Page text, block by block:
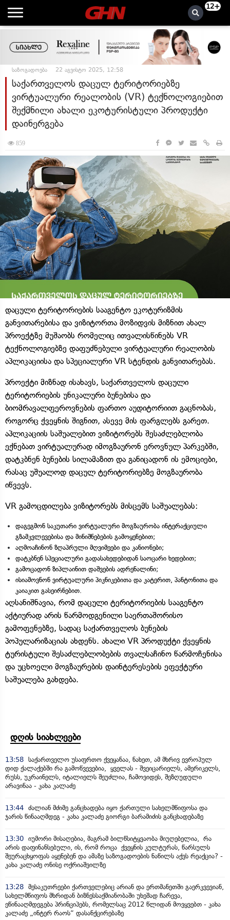
12+
საზოგადოება 22 აგვისტო 2025, 12:58
საქართველოს დაცულ ტერიტორიებზე
ვირტუალური რეალობის (VR) ტექნოლოგიებით
შექმნილი ახალი ეკოტურისტული პროდუქტი
დაინერგება
859
დაცული ტერიტორიების სააგენტო ეკოტურიზმის
განვითარებისა და ვიზიტორთა მოზიდვის მიზნით ახალ
პროექტზე მუშაობს რომელიც ითვალისწინებს VR
ტექნოლოგიებზე დაფუძნებული ვირტუალური რეალობის
აპლიკაციისა და სპეციალური VR სტენდის განვითარებას.
პროექტი მიზნად ისახავს, საქართველოს დაცული
ტერიტორიების უნიკალური ბუნებისა და
ბიომრავალფეროვნების ფართო აუდიტორიით გაცნობას,
როგორც ქვეყნის შიგნით, ასევე მის ფარგლებს გარეთ.
აპლიკაციის საშუალებით ვიზიტორებს შესაძლებლობა
ექნებათ ვირტუალურად იმოგზაურონ ეროვნულ პარკებში,
დატკბნენ ბუნების სილამაზით და განიცადონ ის ემოციები,
რასაც უშუალოდ დაცულ ტერიტორიებზე მოგზაურობა
იწვევს.
VR გამოცდილება ვიზიტორებს მისცემს საშუალებას:
დაგეგმონ საკუთარი ვირტუალური მოგზაურობა ინტერაქციული
გზამკვლევებისა და მინიშნებების გამოყენებით;
აღმოაჩინონ ზღაპრული მღვიმეები და კანიონები;
დატკბნენ სპეციალური გადასახედებიდან საოცარი ხედებით;
გამოცადონ ზიპლაინით დაშვების ადრენალინი;
ისიამოვნონ ვირტუალური პიკნიკებითა და კატერით, პანტონითა და
კაიაკით გასეირნებით.
აღსანიშნავია, რომ დაცული ტერიტორიების სააგენტო
აქტიურად არის წარმოდგენილი საერთაშორისო
გამოფენებზე, სადაც საქართველოს ბუნების
პოპულარიზაციას ახდენს. ახალი VR პროდუქტი ქვეყნის
ტურისტული შესაძლებლობების თვალსაჩინო წარმოჩენისა
და უცხოელი მოგზაურების დაინტერესების ეფექტური
საშუალება გახდება.
დღის სიახლეები
13:58 საქართველო უსაფრთო ქვეყანაა, ნახეთ, ამ მხრივ ევროპულ
დიდ ქალაქებში რა გამოწვევებია, ყველას - შვეიცარიელს, ამერიკელს,
რუსს, უკრაინელს, იტალიელს შეუძლია, ჩამოვიდეს, შეზღუდული
არავინაა - კახა კალაძე
13:44 ძალიან მძიმე განცხადება იყო ქართული სახელმწიფოსა და
ჯარის წინააღმდეგ - კახა კალაძე გიორგი ბარამიძის განცხადებაზე
13:30 იუმორი მისაღებია, მაგრამ ბილწსიტყვაობა მიუღებელია, რა
არის დაფინანსებული, ის, რომ როცა ქვეყნის კულტურას, წარსულს
შეურაცხყოფას აყენებენ და ამაზე საზოგადოების ნაწილს აქვს რეაქცია? -
კახა კალაძე ონისე ოქრიაშვილზე
13:28 მესაკუთრეები ქართველებიც არიან და ერთმანეთში გაერკვევიან,
სახელმწიფოს მხრიდან ბიზნესსაქმიანობაში უხეშად ჩარევა,
ეწინააღმდეგება პრინციპებს, რომელსაც 2012 წლიდან მოვყვებთ - კახა
კალაძე „ინტერ რაოს“ დასანქცირებაზე